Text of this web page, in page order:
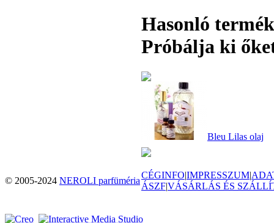
Hasonló
Próbálja ki
Bleu Lilas olaj
© 2005-2024 NEROLI parfüméria
CÉGINFO|IMPRESSZUM|
ÁSZF|VÁSÁRLÁS ÉS